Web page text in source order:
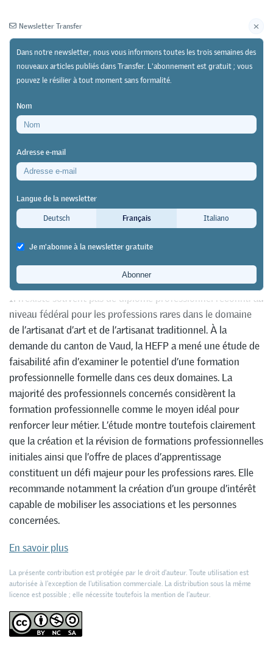
Newsletter Archives
15/08/25
Étude de la HEFP
La formation professionnelle
formelle, une chance pour les
professions rares
Il n’existe souvent pas de diplôme professionnel reconnu au
niveau fédéral pour les professions rares dans le domaine
de l’artisanat d’art et de l’artisanat traditionnel. À la
demande du canton de Vaud, la HEFP a mené une étude de
faisabilité afin d’examiner le potentiel d’une formation
professionnelle formelle dans ces deux domaines. La
majorité des professionnels concernés considèrent la
formation professionnelle comme le moyen idéal pour
renforcer leur métier. L’étude montre toutefois clairement
que la création et la révision de formations professionnelles
initiales ainsi que l’offre de places d’apprentissage
constituent un défi majeur pour les professions rares. Elle
recommande notamment la création d’un groupe d’intérêt
capable de mobiliser les associations et les personnes
concernées.
En savoir plus
La présente contribution est protégée par le droit d'auteur. Toute utilisation est
autorisée à l'exception de l'utilisation commerciale. La distribution sous la même
licence est possible ; elle nécessite toutefois la mention de l’auteur.
Newsletter Transfer
Dans notre newsletter, nous vous informons toutes les trois semaines des
nouveaux articles publiés dans Transfer. L'abonnement est gratuit ; vous
pouvez le résilier à tout moment sans formalité.
Nom
Adresse e-mail
Langue de la newsletter
Deutsch
Français Italiano
Je m'abonne à la newsletter gratuite